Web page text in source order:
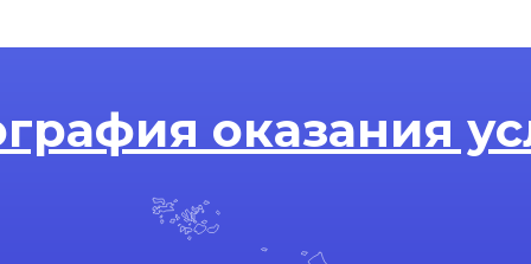
оказания